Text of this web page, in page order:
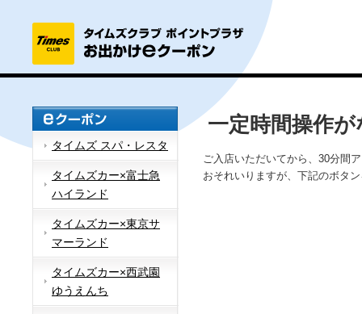
タイムズ スパ・レスタ
タイムズカー×富士急
ハイランド
タイムズカー×東京サ
マーランド
タイムズカー×西武園
ゆうえんち
一定時間操作
ご入店いただいてから、30分間
おそれいりますが、下記のボタ